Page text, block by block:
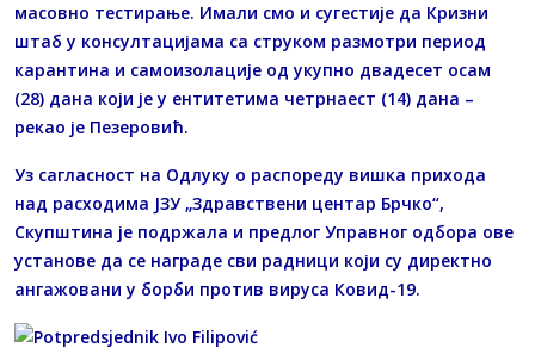
масовно тестирање. Имали смо и сугестије да Кризни
штаб у консултацијама са струком размотри период
карантина и самоизолације од укупно двадесет осам
(28) дана који је у ентитетима четрнаест (14) дана –
рекао је Пезеровић.
Уз сагласност на Одлуку о распореду вишка прихода
над расходима ЈЗУ „Здравствени центар Брчко“,
Скупштина је подржала и предлог Управног одбора ове
установе да се награде сви радници који су директно
ангажовани у борби против вируса Ковид-19.